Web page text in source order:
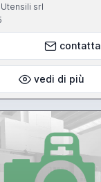
srl
contatta
vedi di più